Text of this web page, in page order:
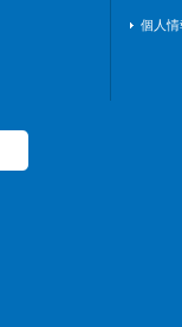
個人